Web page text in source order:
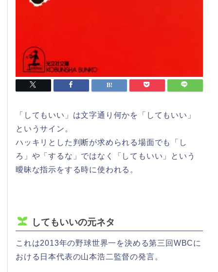
「してもいい」は文字通り何かを「してもいい」
というサイン。
ハッキリとした判断が求められる場面でも「し
ろ」や「するな」ではなく「してもいい」という
曖昧な指示をする時に使われる。
してもいいの元ネタ
これは2013年の野球世界一を決める第三回WBCに
おける日本代表の山本浩二監督の発言。